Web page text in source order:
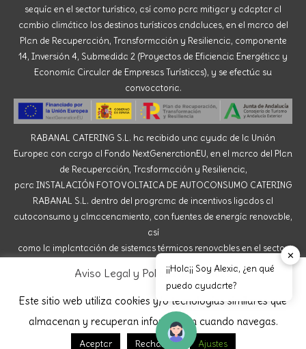
sequía en el sector turístico, así como para mitigar y adaptar al
cambio climático los destinos turísticos andaluces, en el marco del
Plan de Recuperación, Transformación y Resiliencia, componente
14, Inversión 4, Submedida 2 (Proyectos de Eficiencia Energética y
Economía Circular de Empresas Turísticas), y se efectúa su
convocatoria.
RABANAL CATERING S.L. ha recibido una ayuda de la Unión
Europea con cargo al Fondo NextGenerationEU, en el marco del Plan
de Recuperación, Trasformación y Resiliencia,
para INSTALACIÓN FOTOVOLTAICA DE AUTOCONSUMO CATERING
RABANAL S.L. dentro del programa de incentivos ligados al
autoconsumo y almacenamiento, con fuentes de energía renovable,
así
como la implantación de sistemas térmicos renovables en el sector
residencial del Ministerio para la Transición Ecológica y el Reto
Demográfico, gestionado por la Junta de Andalucía,
a través de la Agencia Andaluza de la Energía.
Aviso Legal y Política de Cookies
Este sitio web utiliza cookies y/o tecnologías similares que
almacenan y recuperan información cuando navegas.
Aceptar Rechazar Ajustes
✕
¡¡Hola¡¡ Soy Alexia, ¿en qué
puedo ayudarte?